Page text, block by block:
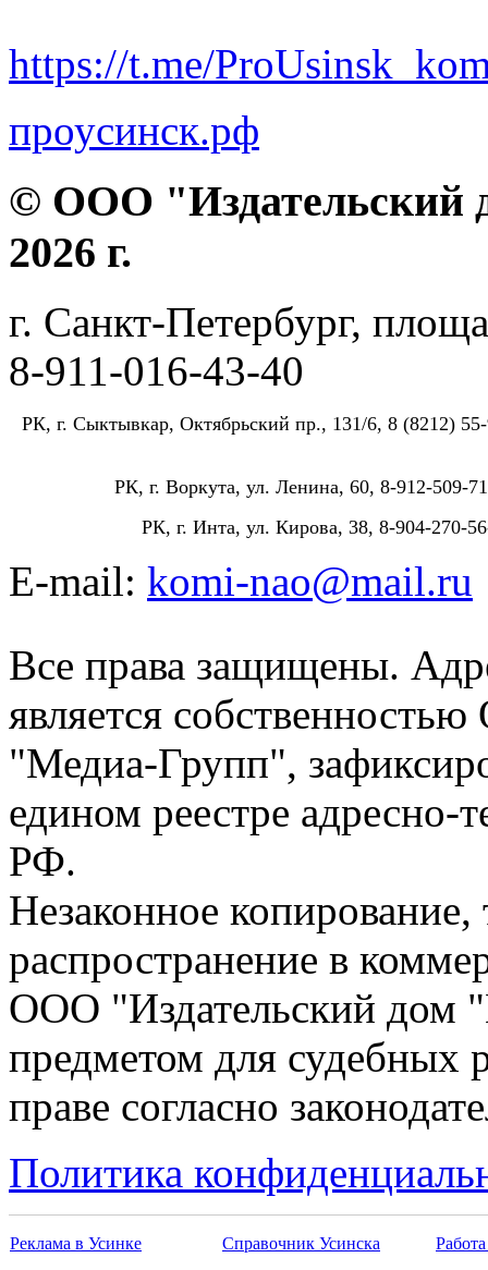
https://t.me/
проусинск.рф
© ООО "Издательский
2026 г.
г. Санкт-Петербург,
8-911-016-43-40
РК, г. Сыктывкар, Октябрьский пр., 131/6, 8 (8212)
РК, г. Воркута, ул. Ленина, 60, 8-912-509-
РК, г. Инта, ул. Кирова, 38, 8-904-270-
E-mail: komi-nao@mail.ru
Все права защищены.
является
"Медиа-Групп",
едином реестре адресно-
РФ.
Незаконное
распространение в
ООО "Издательский дом
предметом для судебных
праве согласно
Политика
Реклама в Усинке
Справочник Усинска